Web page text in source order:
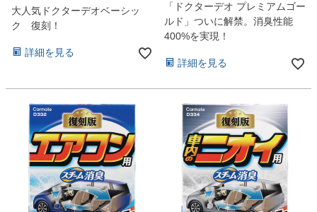
大人気ドクターデオベーシッ
ク 復刻！
詳細を見る
「ドクターデオ プレミアムゴー
ルド」ついに解禁。消臭性能
400%を実現！
詳細を見る